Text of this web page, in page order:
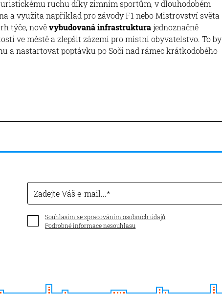
ruchu díky zimním sportům, v dlouhodobém
a využita například pro závody F1 nebo Mistrovství světa
týče, nověvybudovaná infrastrukturajednoznačně
ve městě a zlepšit zázemí pro místní obyvatelstvo. To by
a nastartovat poptávku po Soči nad rámec krátkodobého
Zadejte Váš e-mail...
Souhlasím se zpracováním osobních údajů
Podrobné informace nesouhlasu